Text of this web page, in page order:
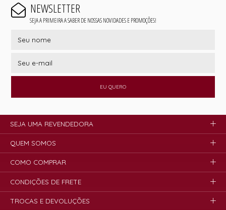
NEWSLETTER
SEJA A PRIMEIRA A SABER DE NOSSAS NOVIDADES E PROMOÇÕES!
EU QUERO
SEJA UMA REVENDEDORA
QUEM SOMOS
COMO COMPRAR
CONDIÇÕES DE FRETE
TROCAS E DEVOLUÇÕES